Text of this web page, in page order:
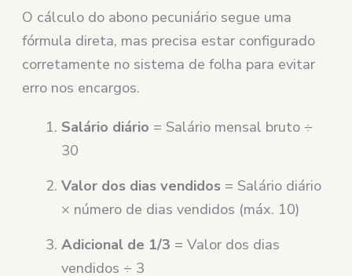
O cálculo do abono pecuniário segue uma
fórmula direta, mas precisa estar configurado
corretamente no sistema de folha para evitar
erro nos encargos.
Salário diário = Salário mensal bruto ÷
30
Valor dos dias vendidos = Salário diário
× número de dias vendidos (máx. 10)
Adicional de 1/3 = Valor dos dias
vendidos ÷ 3